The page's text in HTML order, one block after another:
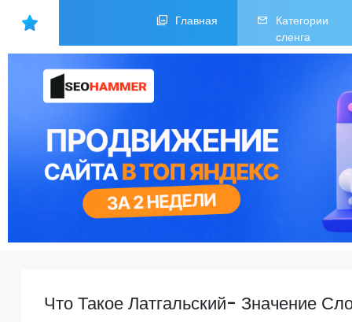
Главная
Категории
сленга
Что Такое Латгальский- Значение